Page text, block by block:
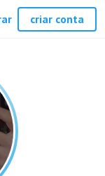
criar conta